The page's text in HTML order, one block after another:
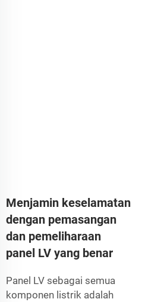
Menjamin keselamatan
dengan pemasangan
dan pemeliharaan
panel LV yang benar
Panel LV sebagai semua
komponen listrik adalah